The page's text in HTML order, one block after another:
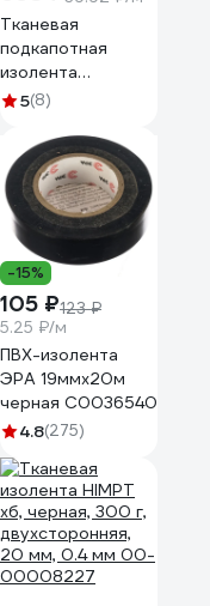
Тканевая
подкапотная
изолента
Terminator Izt
25м, толщина
0,25мм 2000832
5(8)
-15%
105 ₽123 ₽
5.25 ₽/м
ПВХ-изолента
ЭРА 19ммх20м
черная C0036540
4.8(275)